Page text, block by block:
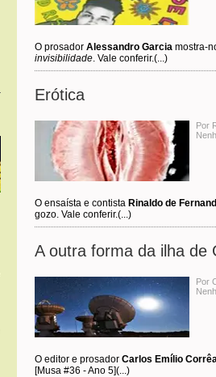
O prosador Alessandro Garcia mostra-
invisibilidade. Vale conferir.(...)
Erótica
Por
O ensaísta e contista Rinaldo de
gozo. Vale conferir.(...)
A outra forma da ilha de
Por
O editor e prosador Carlos Emílio
[Musa #36 - Ano 5](...)